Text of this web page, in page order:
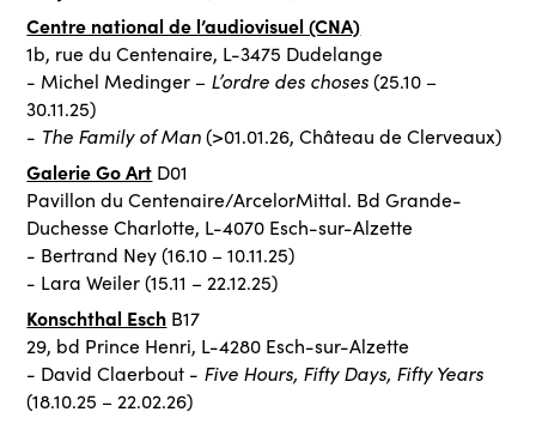
Centre national de l’audiovisuel (CNA)
1b, rue du Centenaire, L-3475 Dudelange
- Michel Medinger – L’ordre des choses(25.10 –
30.11.25)
- The Family of Man(>01.01.26, Château de Clerveaux)
Galerie Go Art D01
Pavillon du Centenaire/ArcelorMittal. Bd Grande-
Duchesse Charlotte, L-4070 Esch-sur-Alzette
- Bertrand Ney (16.10 – 10.11.25)
- Lara Weiler (15.11 – 22.12.25)
Konschthal Esch B17
29, bd Prince Henri, L-4280 Esch-sur-Alzette
- David Claerbout - Five Hours, Fifty Days, Fifty Years
(18.10.25 – 22.02.26)